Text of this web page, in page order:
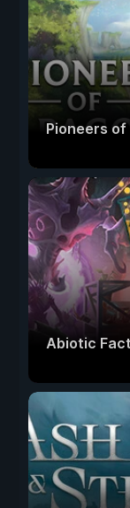
Pioneers of
Abiotic